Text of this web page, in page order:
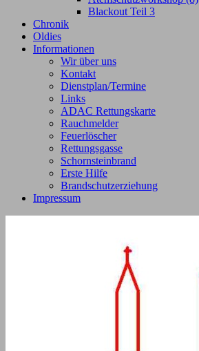
Blackout Teil 3
Chronik
Oldies
Informationen
Wir über uns
Kontakt
Dienstplan/Termine
Links
ADAC Rettungskarte
Rauchmelder
Feuerlöscher
Rettungsgasse
Schornsteinbrand
Erste Hilfe
Brandschutzerziehung
Impressum